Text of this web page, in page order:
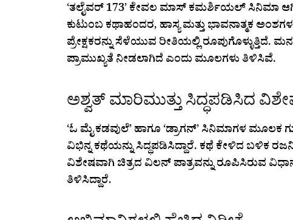
‘ತಲೈವರ್ 173’ ಕೇವಲ ಮಾಸ್ ಕಮರ್ಶಿಯಲ್ ಸಿನಿಮಾ
ಕುಟುಂಬ ಕಥಾಹಂದರ, ಹಾಸ್ಯ ಮತ್ತು ಭಾವನಾತ್ಮಕ
ಪ್ರೇಕ್ಷಕರನ್ನು ಸೆಳೆಯುವ ರೀತಿಯಲ್ಲಿ
ಪ್ರಾಮುಖ್ಯತೆ ನೀಡಲಾಗಿದೆ ಎಂದು ಮೂಲಗಳು ತಿಳಿಸಿವೆ.
ಅಶ್ವತ್ ಮಾರಿಮುತ್ತು ಸಿದ್ಧಪಡಿಸಿದ
‘ಓ ಮೈ ಕಡವುಲೆ’ ಹಾಗೂ ‘ಡ್ರಾಗನ್’ ಸಿನಿಮಾಗಳ ಮೂಲಕ
ವಿಭಿನ್ನ ಕಥೆಯನ್ನು ಸಿದ್ಧಪಡಿಸಿದ್ದಾರೆ. ಕಥೆ ಕೇಳಿದ ಬಳಿಕ
ವಿಶೇಷವಾಗಿ ಚಿತ್ರದ ವಿಲನ್ ಪಾತ್ರವನ್ನು ರೂಪಿಸಿರುವ
ತಿಳಿಸಿದ್ದಾರೆ.